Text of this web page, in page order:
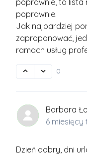
poprawnie, to lista
poprawnie.
Jak najbardziej
zaproponować,
ramach usług
0
Barbara
6 miesięcy
Dzień dobry, dni